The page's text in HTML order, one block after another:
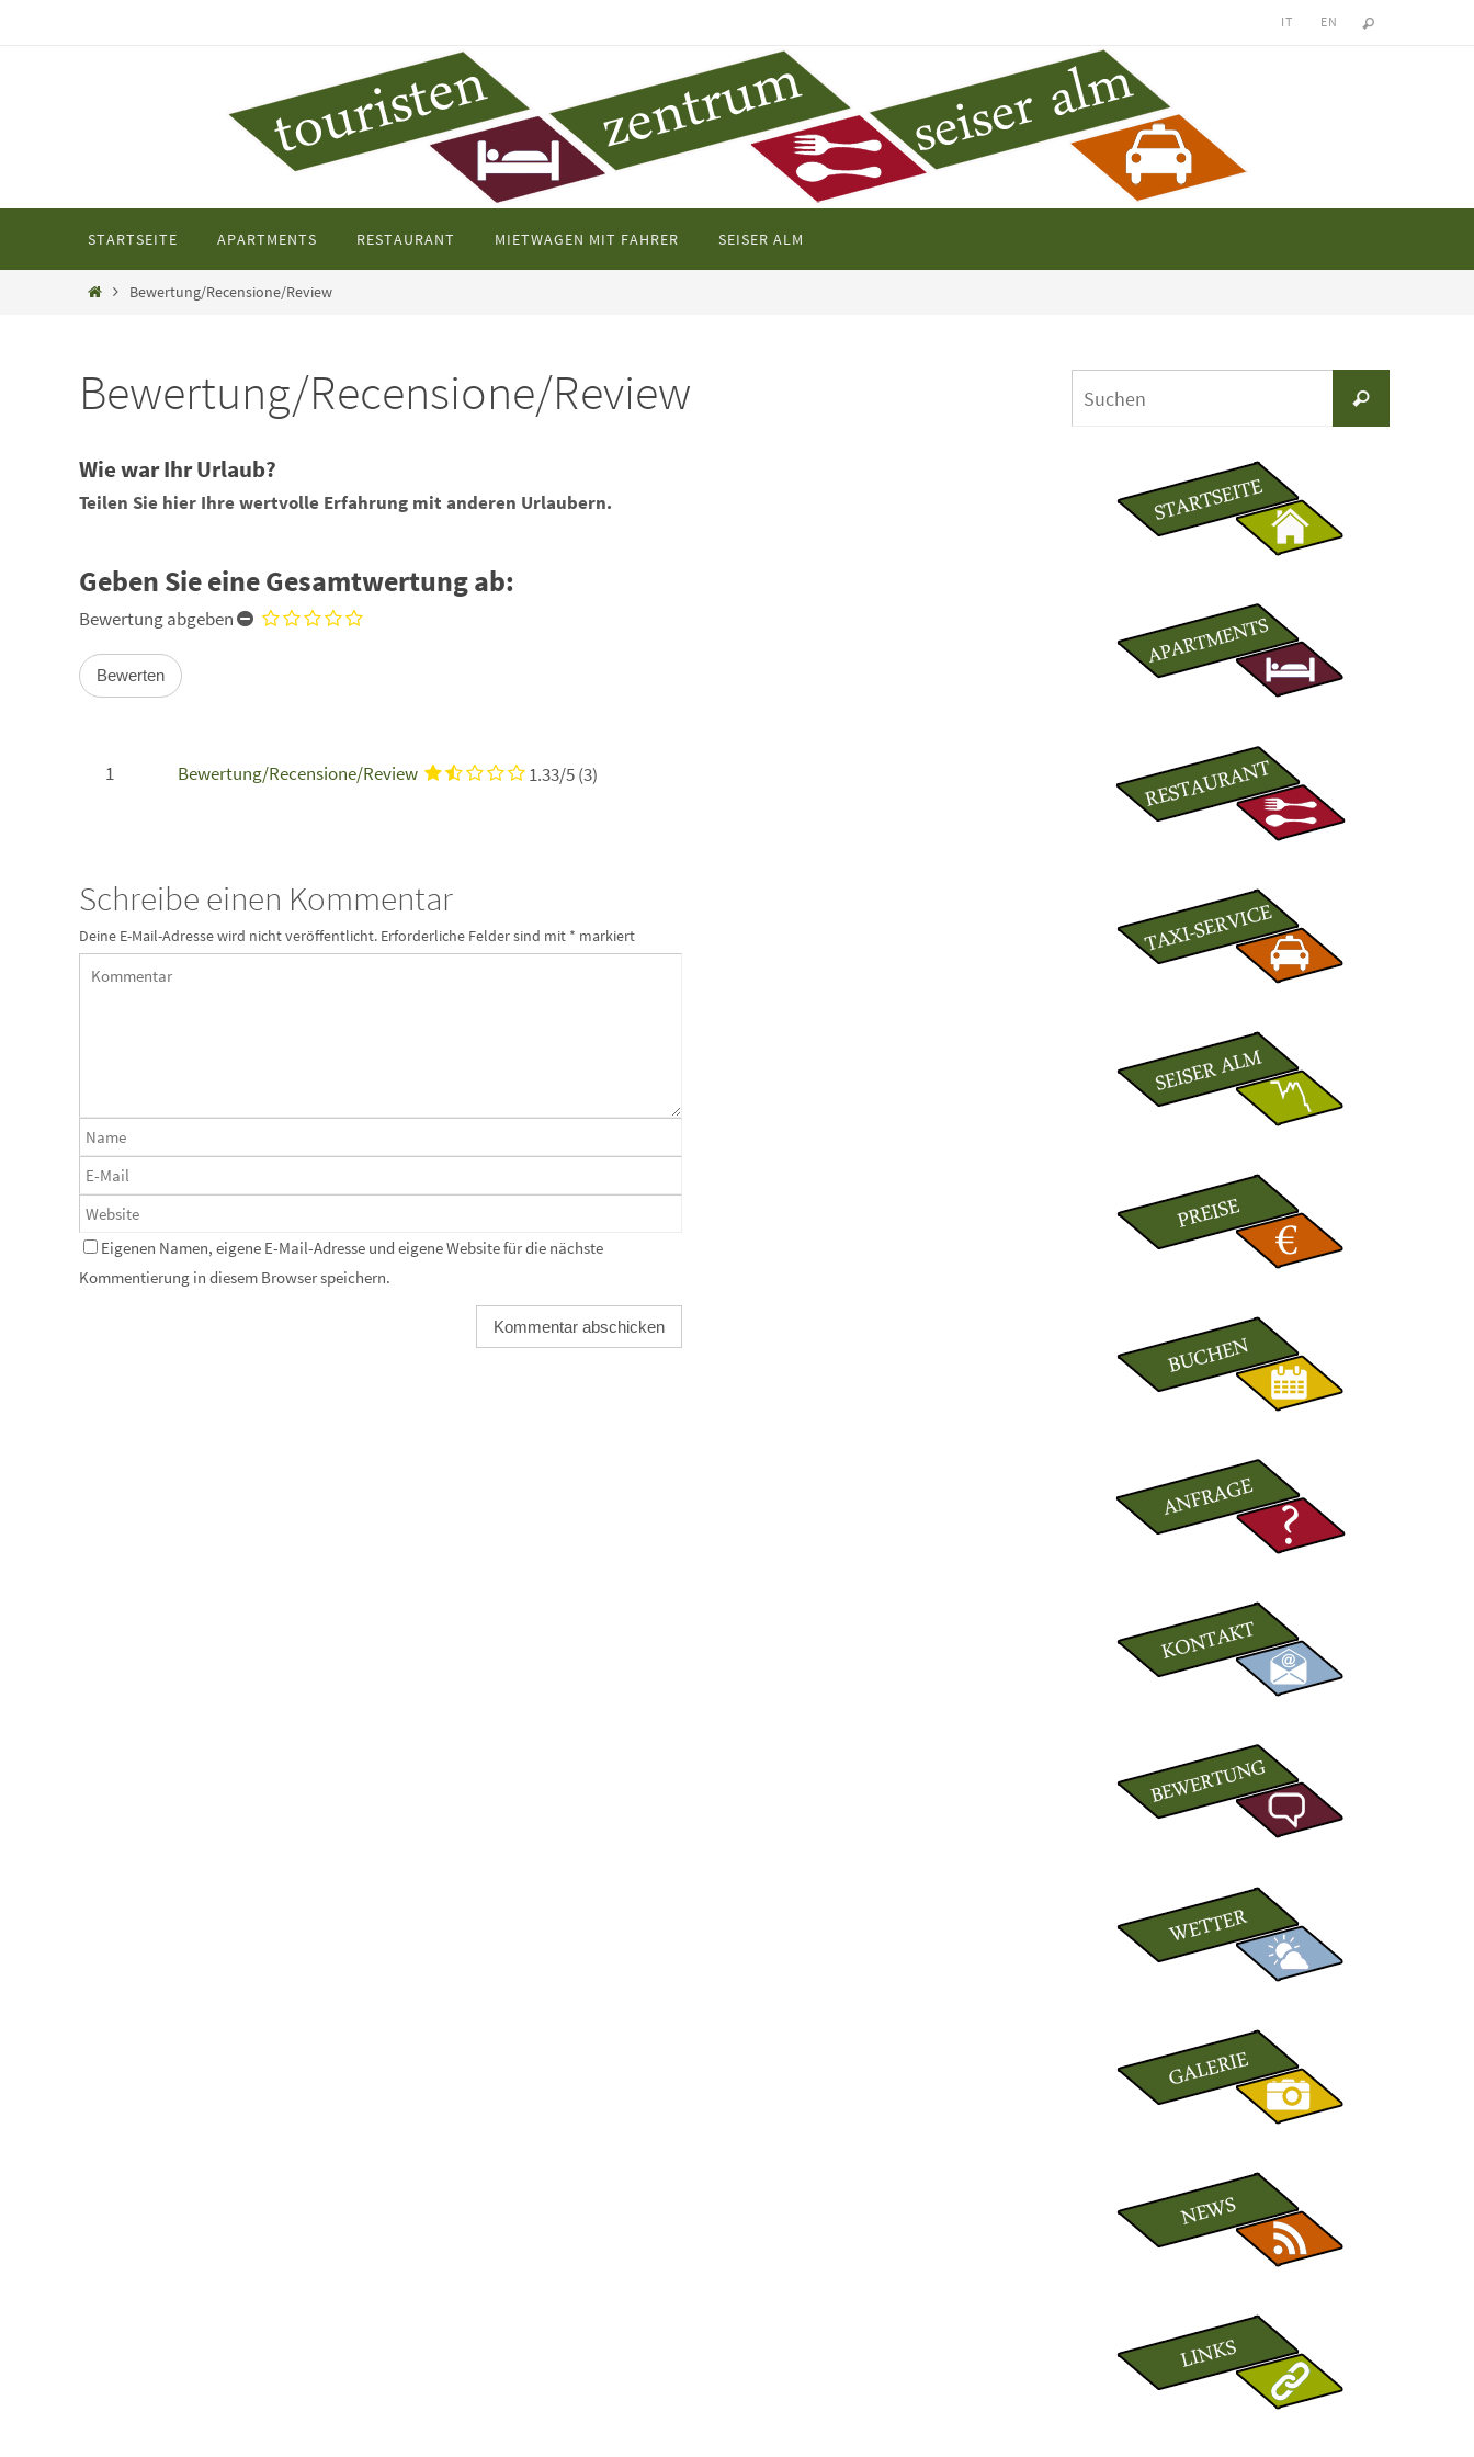
IT EN
springen
STARTSEITE APARTMENTS RESTAURANT MIETWAGEN MIT FAHRER SEISER ALM
Startseite
Bewertung/Recensione/Review
Bewertung/Recensione/Review
Wie war Ihr Urlaub?
Teilen Sie hier Ihre wertvolle Erfahrung mit anderen Urlaubern.
Geben Sie eine Gesamtwertung ab:
Bewertung abgeben
1 Bewertung/Recensione/Review 1.33/5(3)
Schreibe einen Kommentar
Deine E-Mail-Adresse wird nicht veröffentlicht. Erforderliche Felder sind mit * markiert
Eigenen Namen, eigene E-Mail-Adresse und eigene Website für die nächste
Kommentierung in diesem Browser speichern.
Suchen